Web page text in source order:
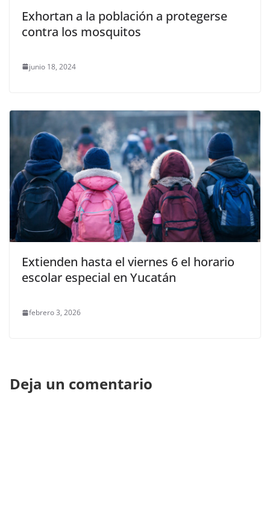
Exhortan a la población a protegerse
contra los mosquitos
junio 18, 2024
Extienden hasta el viernes 6 el horario
escolar especial en Yucatán
febrero 3, 2026
Deja un comentario